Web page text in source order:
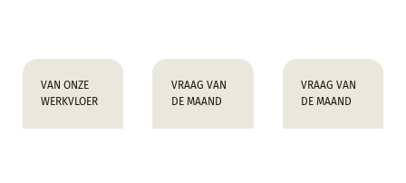
VAN ONZE
WERKVLOER
VRAAG VAN
DE MAAND
VRAAG VAN
DE MAAND